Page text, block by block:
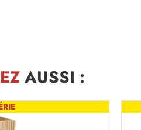
AUSSI :